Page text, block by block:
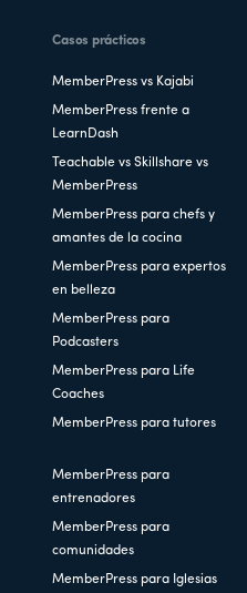
Casos prácticos
MemberPress vs Kajabi
MemberPress frente a
LearnDash
Teachable vs Skillshare vs
MemberPress
MemberPress para chefs y
amantes de la cocina
MemberPress para expertos
en belleza
MemberPress para
Podcasters
MemberPress para Life
Coaches
MemberPress para tutores
MemberPress para
entrenadores
MemberPress para
comunidades
MemberPress para Iglesias